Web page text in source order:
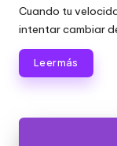
por
Cuando tu
intentar cambiar
Leer más